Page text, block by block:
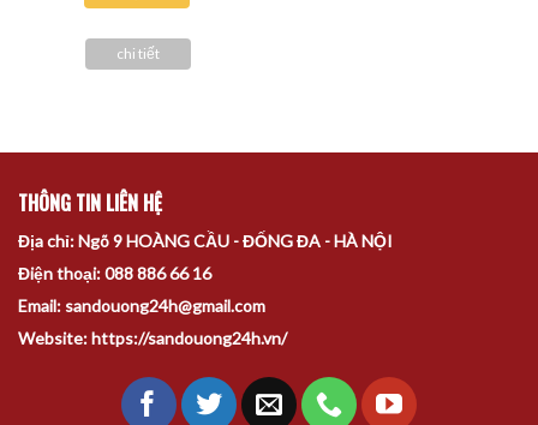
chi tiết
THÔNG TIN LIÊN HỆ
Địa chỉ: Ngõ 9 HOÀNG CẦU - ĐỐNG ĐA - HÀ NỘI
Điện thoại: 088 886 66 16
Email: sandouong24h@gmail.com
Website: https://sandouong24h.vn/